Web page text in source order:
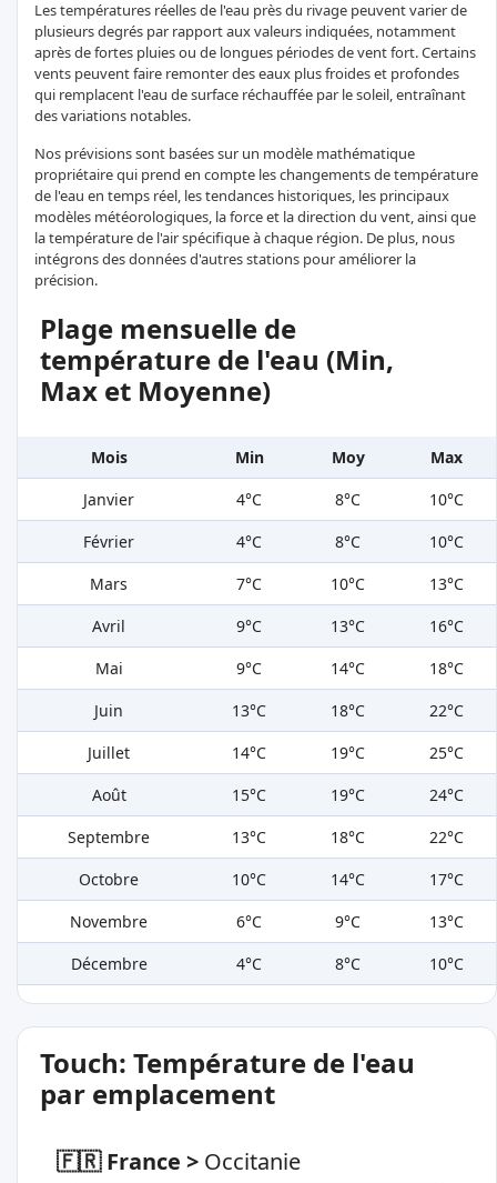
Les températures réelles de l'eau près du rivage peuvent varier de
plusieurs degrés par rapport aux valeurs indiquées, notamment
après de fortes pluies ou de longues périodes de vent fort. Certains
vents peuvent faire remonter des eaux plus froides et profondes
qui remplacent l'eau de surface réchauffée par le soleil, entraînant
des variations notables.
Nos prévisions sont basées sur un modèle mathématique
propriétaire qui prend en compte les changements de température
de l'eau en temps réel, les tendances historiques, les principaux
modèles météorologiques, la force et la direction du vent, ainsi que
la température de l'air spécifique à chaque région. De plus, nous
intégrons des données d'autres stations pour améliorer la
précision.
Plage mensuelle de
température de l'eau (Min,
Max et Moyenne)
Mois Min Moy
Max
Janvier
4°C 8°C
10°C
Février
4°C 8°C
10°C
Mars
7°C 10°C
13°C
Avril
9°C 13°C
16°C
Mai
9°C 14°C
18°C
Juin
13°C 18°C
22°C
Juillet
14°C 19°C
25°C
Août
15°C 19°C
24°C
Septembre
13°C 18°C
22°C
Octobre
10°C 14°C
17°C
Novembre
6°C 9°C
13°C
Décembre
4°C 8°C 10°C
Touch: Température de l'eau
par emplacement
🇫🇷 France > Occitanie